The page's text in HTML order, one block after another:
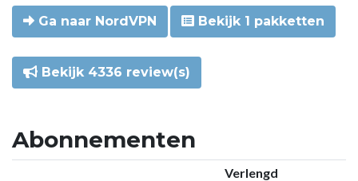
Ga naar NordVPN Bekijk 1 pakketten
Bekijk 4336 review(s)
Abonnementen
Verlengd